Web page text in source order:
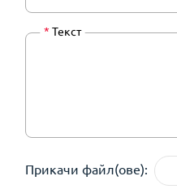
* Текст
Прикачи файл(ове):